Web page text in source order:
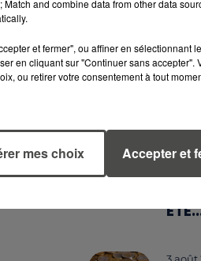
and combine data from other data
et fermer", ou affiner en sélectionnant
en cliquant sur "Continuer sans
ou retirer votre consentement à tout
mes choix Accepter et